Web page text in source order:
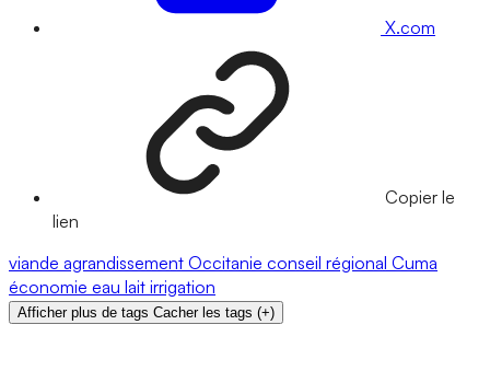
X.com
Copier le
lien
viande agrandissement Occitanie conseil régional Cuma
économie eau lait irrigation
Afficher plus de tags Cacher les tags (+)